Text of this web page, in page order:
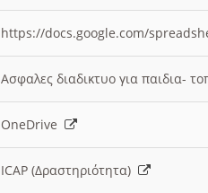
https://docs.google.com/
Ασφαλες διαδικτυο για παιδια-
OneDrive
ICAP (Δραστηριότητα)